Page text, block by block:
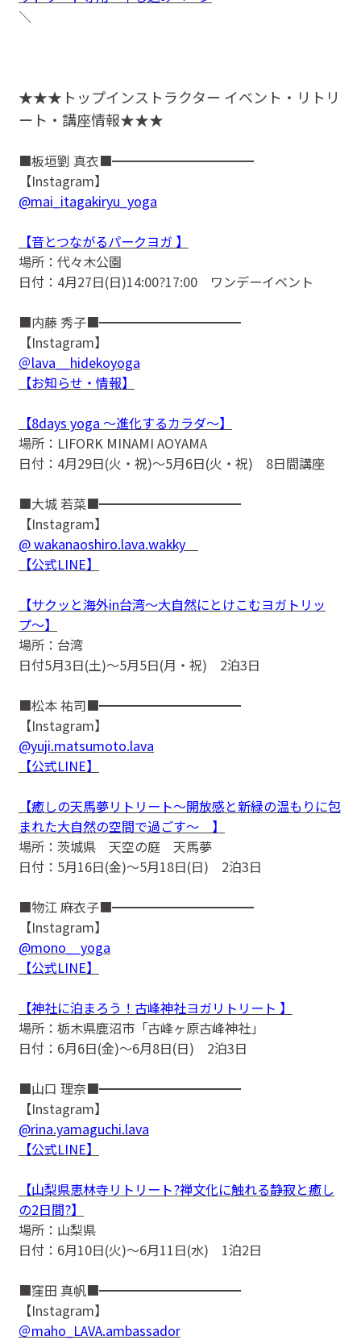
＼
★★★トップインストラクター イベント・リトリ
ート・講座情報★★★
■板垣劉 真衣■━━━━━━━━━━━
【Instagram】
@mai_itagakiryu_yoga
【音とつながるパークヨガ 】
場所：代々木公園
日付：4月27日(日)14:00?17:00 ワンデーイベント
■内藤 秀子■━━━━━━━━━━━
【Instagram】
＠lava__hidekoyoga
【お知らせ・情報】
【8days yoga 〜進化するカラダ〜】
場所：LIFORK MINAMI AOYAMA
日付：4月29日(火・祝)〜5月6日(火・祝) 8日間講座
■大城 若菜■━━━━━━━━━━━
【Instagram】
@ wakanaoshiro.lava.wakky
【公式LINE】
【サクッと海外in台湾〜大自然にとけこむヨガトリッ
プ〜】
場所：台湾
日付5月3日(土)〜5月5日(月・祝) 2泊3日
■松本 祐司■━━━━━━━━━━━
【Instagram】
@yuji.matsumoto.lava
【公式LINE】
【癒しの天馬夢リトリート〜開放感と新緑の温もりに包
まれた大自然の空間で過ごす〜 】
場所：茨城県 天空の庭 天馬夢
日付：5月16日(金)〜5月18日(日) 2泊3日
■物江 麻衣子■━━━━━━━━━━━
【Instagram】
@mono__yoga
【公式LINE】
【神社に泊まろう！古峰神社ヨガリトリート 】
場所：栃木県鹿沼市「古峰ヶ原古峰神社」
日付：6月6日(金)〜6月8日(日) 2泊3日
■山口 理奈■━━━━━━━━━━━
【Instagram】
@rina.yamaguchi.lava
【公式LINE】
【山梨県恵林寺リトリート?禅文化に触れる静寂と癒し
の2日間?】
場所：山梨県
日付：6月10日(火)〜6月11日(水) 1泊2日
■窪田 真帆■━━━━━━━━━━━
【Instagram】
＠maho_LAVA.ambassador